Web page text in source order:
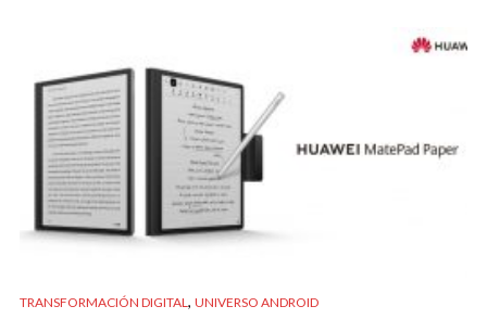
TRANSFORMACIÓN DIGITAL, UNIVERSO ANDROID